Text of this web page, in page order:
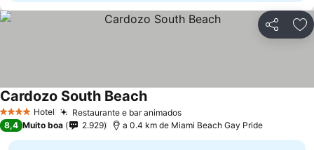
Partilhar
4 EstrelasHotel Restaurante e bar animadosVer preços
Cardozo South BeachVer preços
8,4 Muito boa 2.929 a 0.4 km de Miami Beach Gay Pride